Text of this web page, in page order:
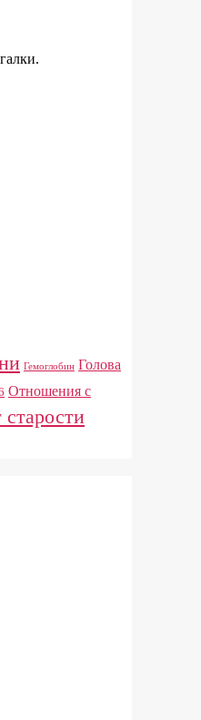
Гемоглобин Голова
Отношения с
старости